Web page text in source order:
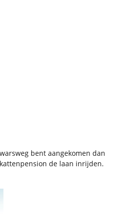
bent aangekomen dan
de laan inrijden.